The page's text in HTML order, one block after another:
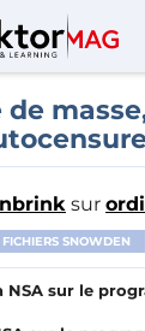
sur
FICHIERS SNOWDEN